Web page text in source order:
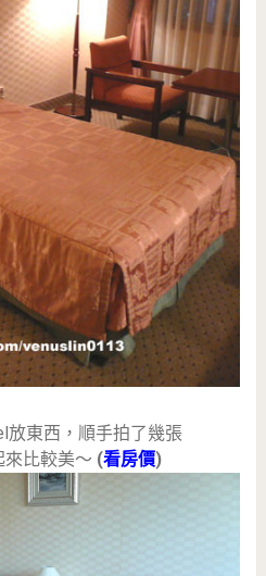
放東西，順手拍了幾張
來比較美～ (看房價)